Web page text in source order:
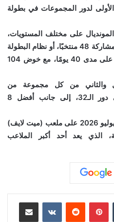
لدور المجموعات في بطولة
على مختلف المستويات،
سواء من حيث عدد المنتخبات المشاركة 48 منتخبًا، أو نظام البطولة
الجديد، حيث ستقام المنافسات على مدى 40 يومًا، مع خوض 104
والثاني من كل مجموعة من
المجموعات الـ12 مباشرة إلى دور الـ32، إلى جانب أفضل 8
وستقام المباراة النهائية يوم 19 يوليو 2026 على ملعب (ميت لايف)
الذي يعد أحد أكبر الملاعب
بينتيريست مشاركة عبر البريد